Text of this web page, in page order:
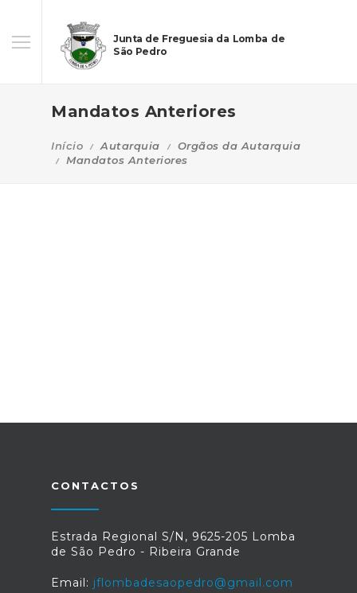
Junta de Freguesia da Lomba de
São Pedro
Mandatos Anteriores
Início Autarquia
Orgãos da Autarquia
Mandatos Anteriores
CONTACTOS
Estrada Regional S/N, 9625-205 Lomba
de São Pedro - Ribeira Grande
Email: jflombadesaopedro@gmail.com